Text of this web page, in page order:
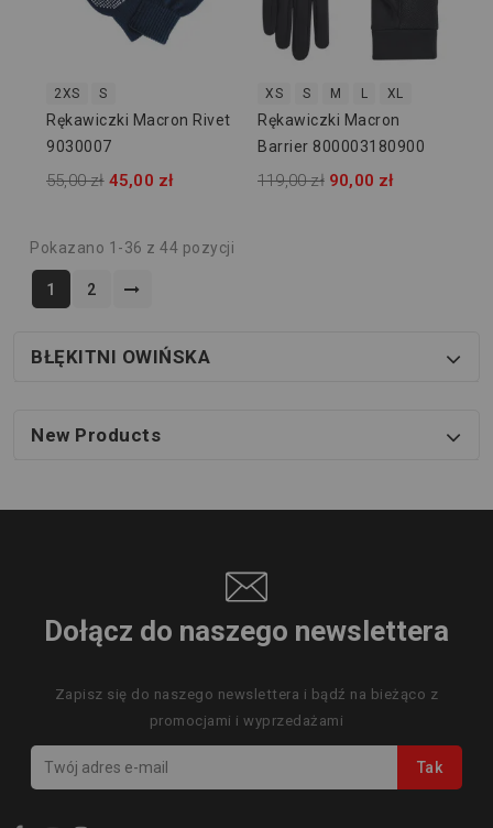
2XS S
Rękawiczki Macron Rivet
9030007
55,00 zł 45,00 zł
XS S M L XL
Rękawiczki Macron
Barrier 800003180900
119,00 zł 90,00 zł
Pokazano 1-36 z 44 pozycji
1 2
BŁĘKITNI OWIŃSKA
New Products
Dołącz do naszego newslettera
Zapisz się do naszego newslettera i bądź na bieżąco z
promocjami i wyprzedażami